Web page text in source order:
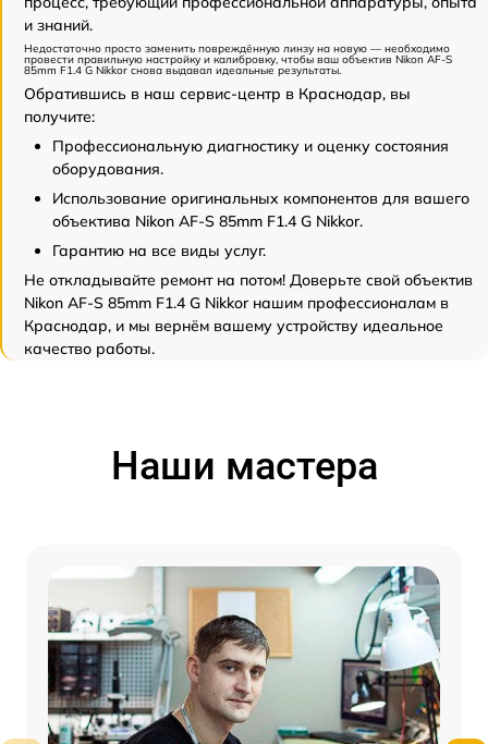
и знаний.
Недостаточно просто заменить повреждённую линзу на новую — необходимо
провести правильную настройку и калибровку, чтобы ваш объектив Nikon AF-S
85mm F1.4 G Nikkor снова выдавал идеальные результаты.
Обратившись в наш сервис-центр в Краснодар, вы
получите:
Профессиональную диагностику и оценку состояния
оборудования.
Использование оригинальных компонентов для вашего
объектива Nikon AF-S 85mm F1.4 G Nikkor.
Гарантию на все виды услуг.
Не откладывайте ремонт на потом! Доверьте свой объектив
Nikon AF-S 85mm F1.4 G Nikkor нашим профессионалам в
Краснодар, и мы вернём вашему устройству идеальное
качество работы.
Наши мастера